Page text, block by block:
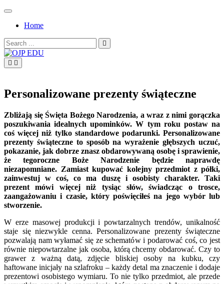
Skip
contentHome
Search
for:
Personalizowane prezenty świąteczne
Zbliżają się Święta Bożego Narodzenia, a wraz z nimi gorączka
poszukiwania idealnych upominków. W tym roku postaw na
coś więcej niż tylko standardowe podarunki. Personalizowane
prezenty świąteczne to sposób na wyrażenie głębszych uczuć,
pokazanie, jak dobrze znasz obdarowywaną osobę i sprawienie,
że tegoroczne Boże Narodzenie będzie naprawdę
niezapomniane. Zamiast kupować kolejny przedmiot z półki,
zainwestuj w coś, co ma duszę i osobisty charakter. Taki
prezent mówi więcej niż tysiąc słów, świadcząc o trosce,
zaangażowaniu i czasie, który poświęciłeś na jego wybór lub
stworzenie.
W erze masowej produkcji i powtarzalnych trendów, unikalność
staje się niezwykle cenna. Personalizowane prezenty świąteczne
pozwalają nam wyłamać się ze schematów i podarować coś, co jest
równie niepowtarzalne jak osoba, którą chcemy obdarować. Czy to
grawer z ważną datą, zdjęcie bliskiej osoby na kubku, czy
haftowane inicjały na szlafroku – każdy detal ma znaczenie i dodaje
prezentowi osobistego wymiaru. To nie tylko przedmiot, ale przede